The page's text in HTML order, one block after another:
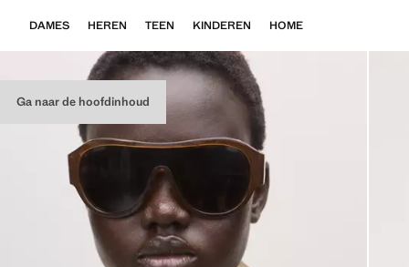
Ga naar de hoofdinhoud
DAMES HEREN TEEN KINDEREN HOME